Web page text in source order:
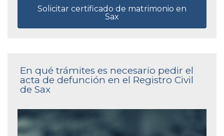
Solicitar certificado de matrimonio en
Sax
En qué trámites es necesario pedir el
acta de defunción en el Registro Civil
de Sax